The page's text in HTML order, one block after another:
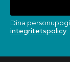
Dina
integritetspolicy